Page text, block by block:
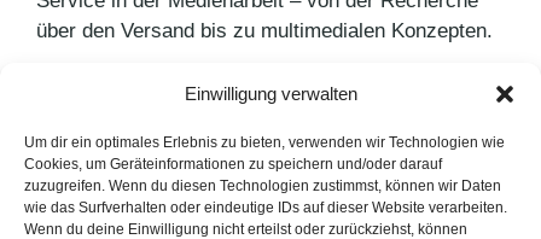
Einwilligung verwalten
Um dir ein optimales Erlebnis zu bieten, verwenden wir Technologien wie
Cookies, um Geräteinformationen zu speichern und/oder darauf
zuzugreifen. Wenn du diesen Technologien zustimmst, können wir Daten
wie das Surfverhalten oder eindeutige IDs auf dieser Website verarbeiten.
Wenn du deine Einwilligung nicht erteilst oder zurückziehst, können
über den Versand bis zu multimedialen Konzepten.
Leistungsbeschreibung
Schlagwörter
Pressearbeit
Grenzen von Big Data
Dialog zu Kunden wird immer wichtiger